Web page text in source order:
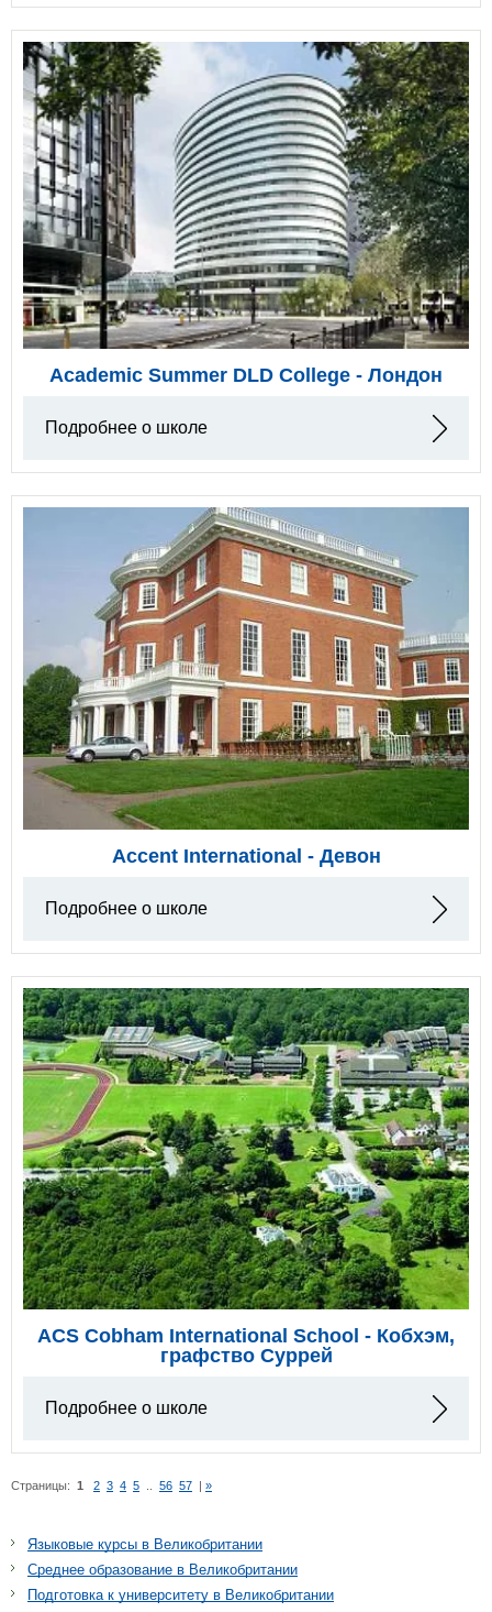
Academic Summer DLD College - Лондон
Подробнее о школе
Accent International - Девон
Подробнее о школе
ACS Cobham International School - Кобхэм,
графство Суррей
Подробнее о школе
Страницы: 1 2 3 4 5 56 57 | »
Языковые курсы в Великобритании
Среднее образование в Великобритании
Подготовка к университету в Великобритании